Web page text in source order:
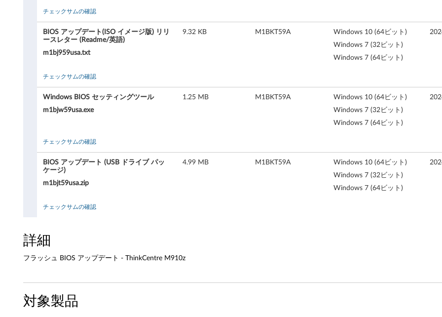
0
z
チェックサムの確認
BIOS アップデート(ISO イメージ版) リリ
ースレター (Readme/英語)
m1bj959usa.txt
9.32 KB M1BKT59A
Windows 10 (64ビット)
Windows 7 (32ビット)
Windows 7 (64ビット)
チェックサムの確認
Windows BIOS セッティングツール
m1bjw59usa.exe
1.25 MB M1BKT59A
Windows 10 (64ビット)
Windows 7 (32ビット)
Windows 7 (64ビット)
チェックサムの確認
BIOS アップデート (USB ドライブ パッ
ケージ)
m1bjt59usa.zip
4.99 MB M1BKT59A
Windows 10 (64ビット)
Windows 7 (32ビット)
Windows 7 (64ビット)
チェックサムの確認
詳細
フラッシュ BIOS アップデート - ThinkCentre M910z
対象製品